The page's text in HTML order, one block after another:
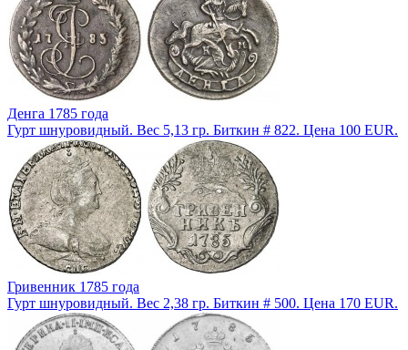
Денга 1785 года
Гурт шнуровидный. Вес 5,13 гр. Биткин # 822. Цена 100 EUR.
Гривенник 1785 года
Гурт шнуровидный. Вес 2,38 гр. Биткин # 500. Цена 170 EUR.